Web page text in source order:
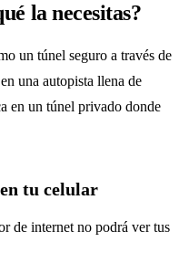
la necesitas?
un túnel seguro a través de
una autopista llena de
en un túnel privado donde
tu celular
de internet no podrá ver tus